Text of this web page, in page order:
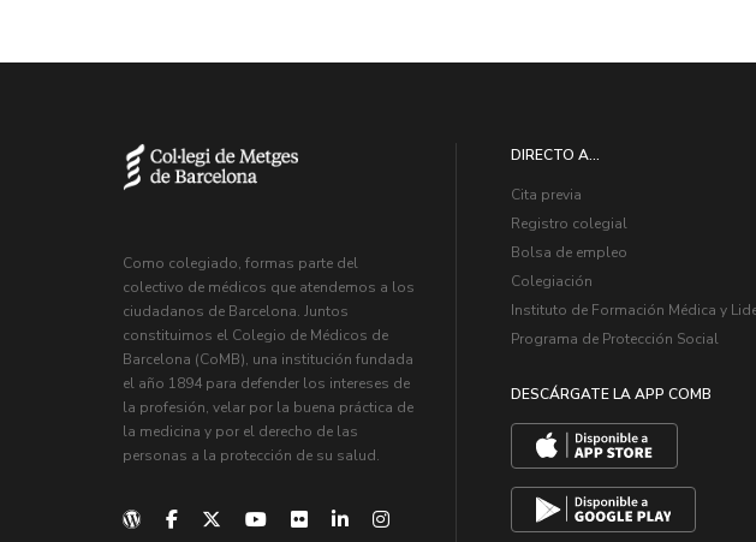
Como colegiado, formas parte del
colectivo de médicos que atendemos a los
ciudadanos de Barcelona. Juntos
constituimos el Colegio de Médicos de
Barcelona (CoMB), una institución fundada
el año 1894 para defender los intereses de
la profesión, velar por la buena práctica de
la medicina y por el derecho de las
personas a la protección de su salud.
DIRECTO A...
Cita previa
Registro colegial
Bolsa de empleo
Colegiación
Instituto de Formación Médica y
Programa de Protección Social
DESCÁRGATE LA APP COMB